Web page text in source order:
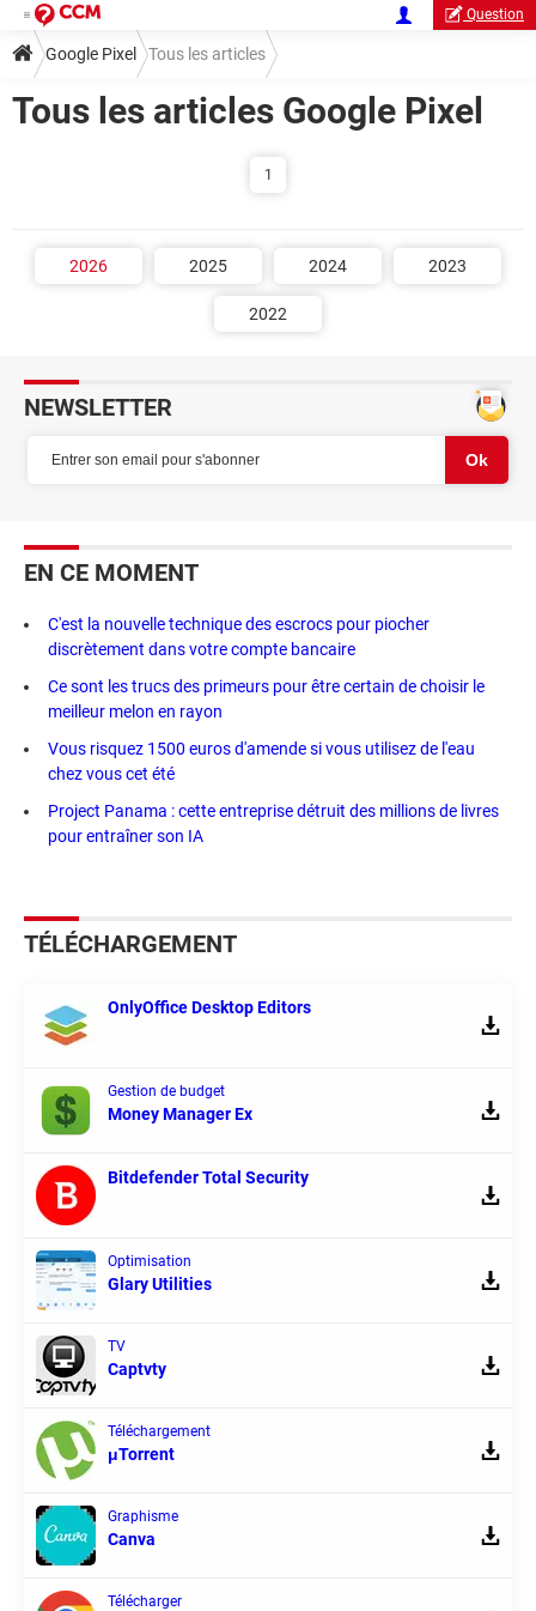
Question
Google Pixel Tous les articles
Tous les articles Google Pixel
1
2026 2025 2024 2023
2022
NEWSLETTER
EN CE MOMENT
C'est la nouvelle technique des escrocs pour piocher
discrètement dans votre compte bancaire
Ce sont les trucs des primeurs pour être certain de choisir le
meilleur melon en rayon
Vous risquez 1500 euros d'amende si vous utilisez de l'eau
chez vous cet été
Project Panama : cette entreprise détruit des millions de livres
pour entraîner son IA
TÉLÉCHARGEMENT
OnlyOffice Desktop Editors
Gestion de budget
Money Manager Ex
Bitdefender Total Security
Optimisation
Glary Utilities
TV
Captvty
Téléchargement
μTorrent
Graphisme
Canva
Télécharger